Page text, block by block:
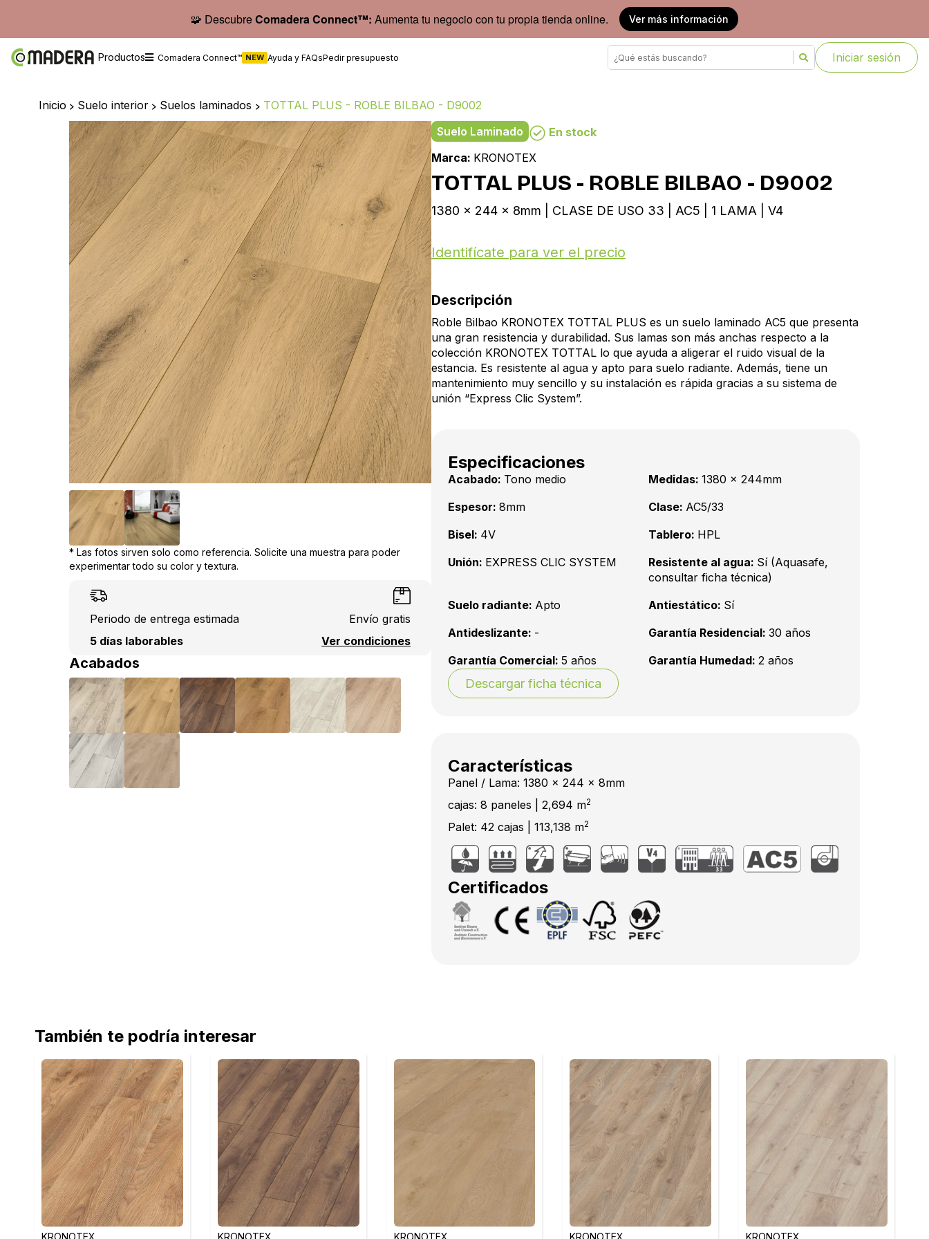
🧩 DescubreComadera Connect™: Aumenta tu negocio con tu propia tienda online. Ver más información
Productos Comadera Connect™ NEW Ayuda y FAQsPedir presupuesto Iniciar sesión
Inicio > Suelo interior > Suelos laminados > TOTTAL PLUS - ROBLE BILBAO - D9002
* Las fotos sirven solo como referencia. Solicite una muestra para poder
experimentar todo su color y textura.
Periodo de entrega estimada
5 días laborables
Envío gratis
Ver condiciones
Acabados
Suelo Laminado
En stock
Marca: KRONOTEX
TOTTAL PLUS - ROBLE BILBAO - D9002
1380 x 244 x 8mm | CLASE DE USO 33 | AC5 | 1 LAMA | V4
Identifícate para ver el precio
Descripción
Roble Bilbao KRONOTEX TOTTAL PLUS es un suelo laminado AC5 que presenta
una gran resistencia y durabilidad. Sus lamas son más anchas respecto a la
colección KRONOTEX TOTTAL lo que ayuda a aligerar el ruido visual de la
estancia. Es resistente al agua y apto para suelo radiante. Además, tiene un
mantenimiento muy sencillo y su instalación es rápida gracias a su sistema de
unión “Express Clic System”.
Especificaciones
Acabado: Tono medio Medidas: 1380 x 244mm
Espesor: 8mm Clase: AC5/33
Bisel: 4V Tablero: HPL
Unión: EXPRESS CLIC SYSTEM Resistente al agua: Sí (Aquasafe,
consultar ficha técnica)
Suelo radiante: Apto Antiestático: Sí
Antideslizante: - Garantía Residencial: 30 años
Garantía Comercial: 5 años Garantía Humedad: 2 años
Descargar ficha técnica
Características
Panel / Lama: 1380 x 244 x 8mm
cajas: 8 paneles | 2,694 m2
Palet: 42 cajas | 113,138 m2
Certificados
También te podría interesar
KRONOTEX KRONOTEX KRONOTEX KRONOTEX KRONOTEX